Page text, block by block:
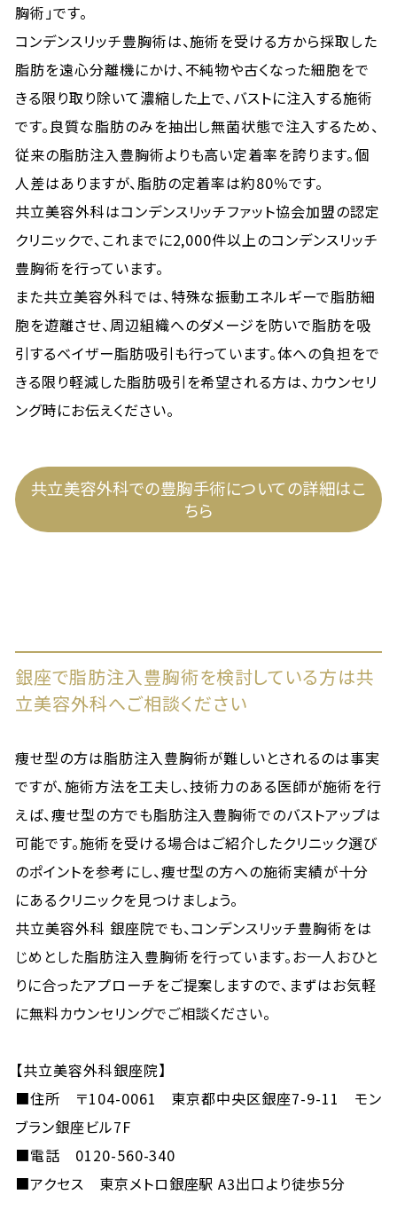
胸術」です。
コンデンスリッチ豊胸術は、施術を受ける方から採取した
脂肪を遠心分離機にかけ、不純物や古くなった細胞をで
きる限り取り除いて濃縮した上で、バストに注入する施術
です。良質な脂肪のみを抽出し無菌状態で注入するため、
従来の脂肪注入豊胸術よりも高い定着率を誇ります。個
人差はありますが、脂肪の定着率は約80％です。
共立美容外科はコンデンスリッチファット協会加盟の認定
クリニックで、これまでに2,000件以上のコンデンスリッチ
豊胸術を行っています。
また共立美容外科では、特殊な振動エネルギーで脂肪細
胞を遊離させ、周辺組織へのダメージを防いで脂肪を吸
引するベイザー脂肪吸引も行っています。体への負担をで
きる限り軽減した脂肪吸引を希望される方は、カウンセリ
ング時にお伝えください。
共立美容外科での豊胸手術についての詳細はこ
ちら
銀座で脂肪注入豊胸術を検討している方は共
立美容外科へご相談ください
痩せ型の方は脂肪注入豊胸術が難しいとされるのは事実
ですが、施術方法を工夫し、技術力のある医師が施術を行
えば、痩せ型の方でも脂肪注入豊胸術でのバストアップは
可能です。施術を受ける場合はご紹介したクリニック選び
のポイントを参考にし、痩せ型の方への施術実績が十分
にあるクリニックを見つけましょう。
共立美容外科 銀座院でも、コンデンスリッチ豊胸術をは
じめとした脂肪注入豊胸術を行っています。お一人おひと
りに合ったアプローチをご提案しますので、まずはお気軽
に無料カウンセリングでご相談ください。
【共立美容外科銀座院】
■住所 〒104-0061 東京都中央区銀座7-9-11 モン
ブラン銀座ビル7F
■電話 0120-560-340
■アクセス 東京メトロ銀座駅 A3出口より徒歩5分